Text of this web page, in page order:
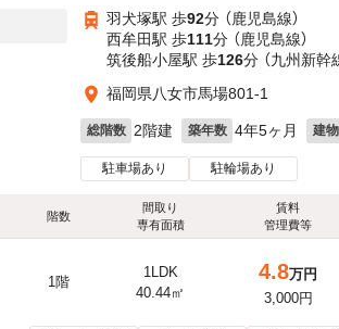
羽犬塚駅 歩92分 （鹿児島線）
西牟田駅 歩111分 （鹿児島線）
筑後船小屋駅 歩126分 （九州新幹
福岡県八女市馬場801-1
総階数 2階建 築年数 4年5ヶ月 建
駐車場あり 駐輪場あり
階数
間取り
専有面積
賃料
管理費等
1階
1LDK
40.44㎡
4.8万円
3,000円